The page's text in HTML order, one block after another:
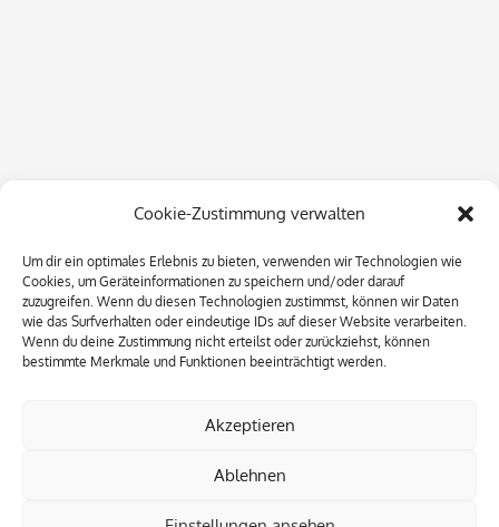
Cookie-Zustimmung verwalten
Um dir ein optimales Erlebnis zu bieten, verwenden wir Technologien wie
Cookies, um Geräteinformationen zu speichern und/oder darauf
zuzugreifen. Wenn du diesen Technologien zustimmst, können wir Daten
wie das Surfverhalten oder eindeutige IDs auf dieser Website verarbeiten.
Wenn du deine Zustimmung nicht erteilst oder zurückziehst, können
bestimmte Merkmale und Funktionen beeinträchtigt werden.
Akzeptieren
Ablehnen